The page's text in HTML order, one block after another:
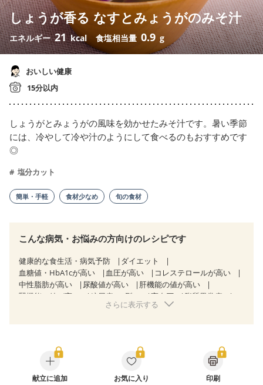
しょうが香る なすとみょうがのみそ汁
エネルギー21 kcal 食塩相当量 0.9 g
おいしい健康
15分以内
しょうがとみょうがの風味を効かせたみそ汁です。暑い季節
には、冷やして冷や汁のようにして食べるのもおすすめです
◎
塩分カット
簡単・手軽 食材少なめ 旬の食材
こんな病気・お悩みの方向けのレシピです
健康的な食生活・病気予防
ダイエット
血糖値・HbA1cが高い
血圧が高い
コレステロールが高い
中性脂肪が高い
尿酸値が高い
肝機能の値が高い
腎機能の値が高い
糖尿病（2型） 高血圧
脂質異常症
狭心症 心筋梗塞
糖尿病性腎症（第１期）
糖尿病性腎症（第２期）
糖尿病性腎症（第３期）
CKD（ステージ１）
CKD（ステージ２）
CKD（ステージ３a）
さらに表示する
献立に追加 お気に入り 印刷